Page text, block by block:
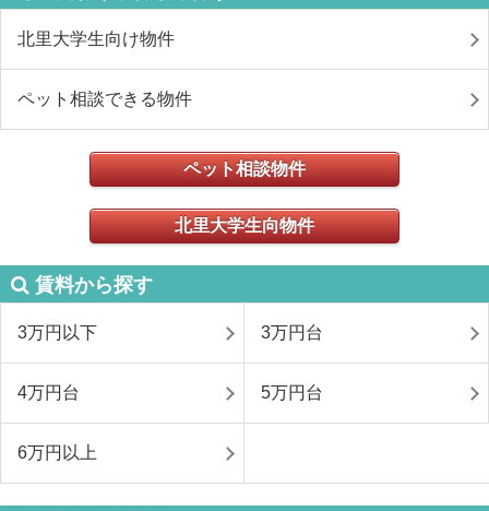
北里大学生向け物件
ペット相談できる物件
ペット相談物件
北里大学生向物件
賃料から探す
3万円以下 3万円台
4万円台 5万円台
6万円以上